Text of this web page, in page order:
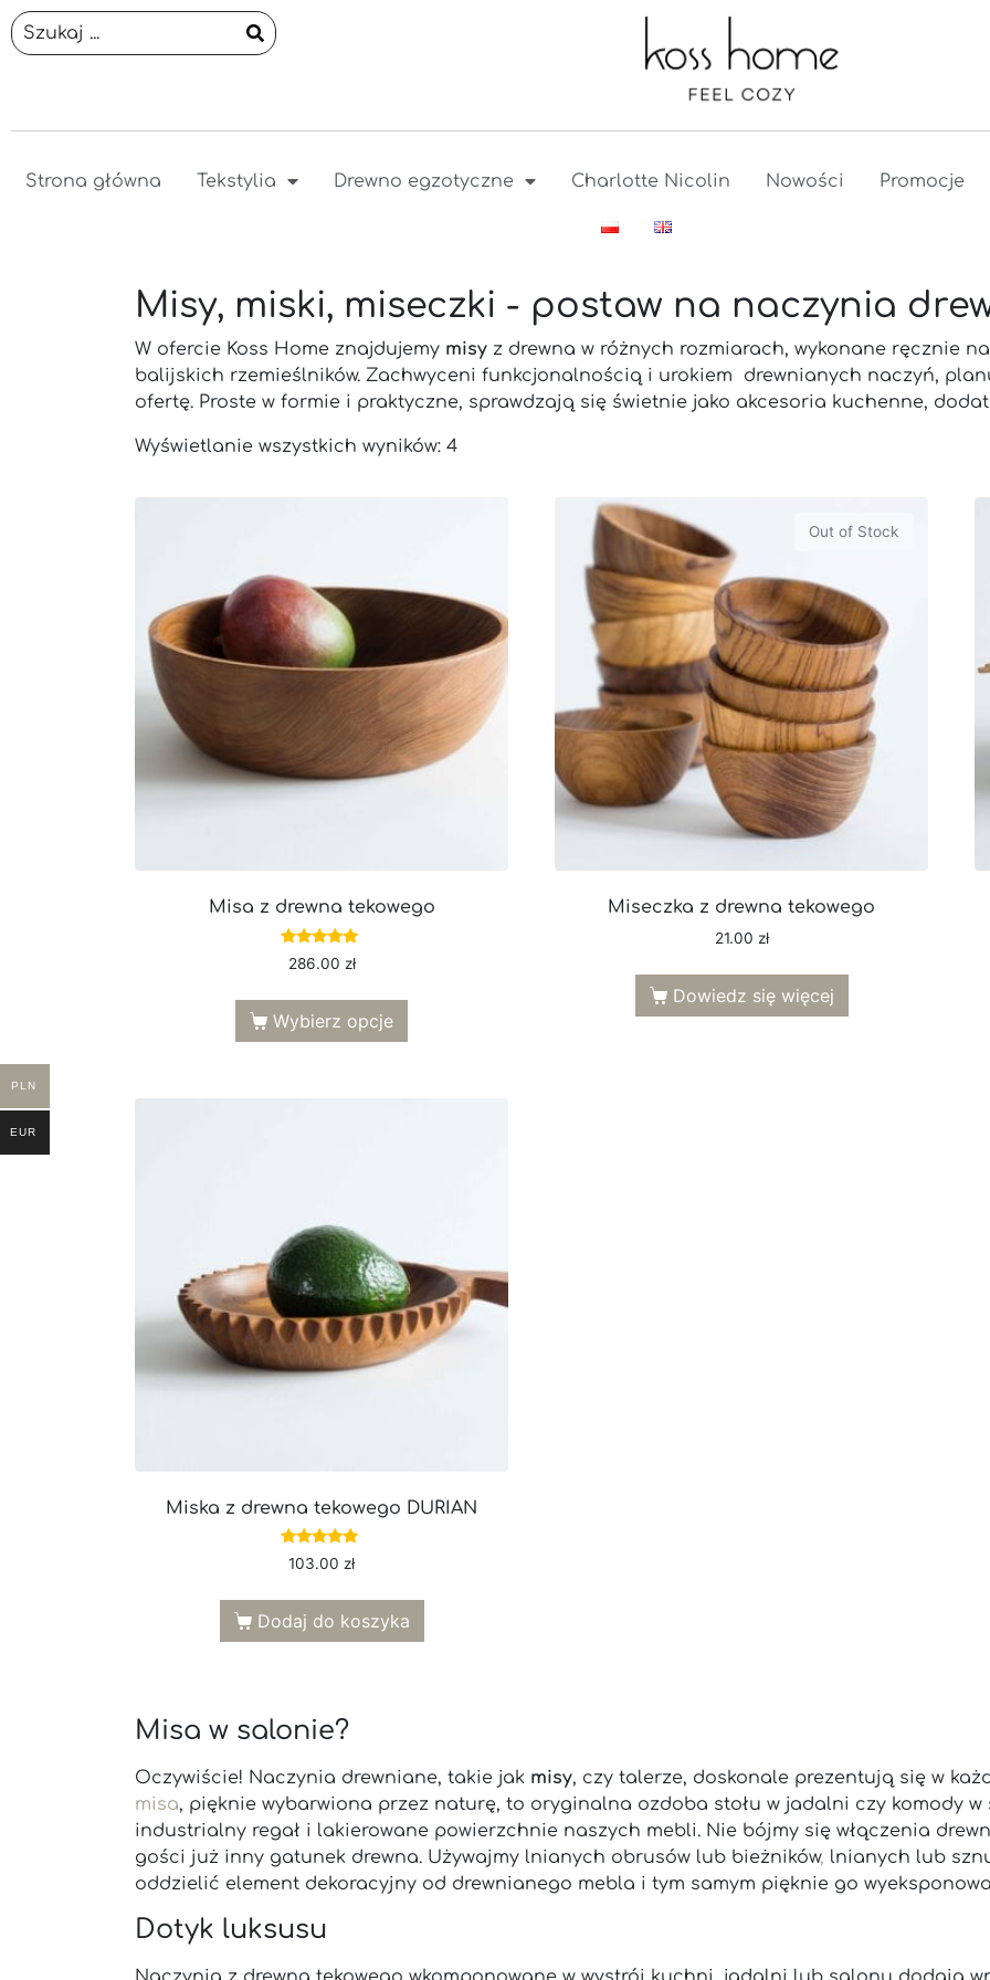
Strona główna Tekstylia Drewno egzotyczne Charlotte Nicolin Nowości Promocje
Misy, miski, miseczki - postaw na naczynia
W ofercie Koss Home znajdujemy misy z drewna w różnych rozmiarach, wykonane ręcznie
balijskich rzemieślników. Zachwyceni funkcjonalnością i urokiem drewnianych naczyń,
ofertę. Proste w formie i praktyczne, sprawdzają się świetnie jako akcesoria kuchenne,
Wyświetlanie wszystkich wyników: 4
Misa z drewna tekowego
Oceniono
5.00
286.00 zł
Wybierz opcje
Out of Stock
Miseczka z drewna tekowego
21.00 zł
Dowiedz się więcej
Miska z drewna tekowego DURIAN
Oceniono
5.00
103.00zł
Dodaj do koszyka
Misa w salonie?
Oczywiście! Naczynia drewniane, takie jak misy, czy talerze, doskonale prezentują się w
misa, pięknie wybarwiona przez naturę, to oryginalna ozdoba stołu w jadalni czy komody w
industrialny regał i lakierowane powierzchnie naszych mebli. Nie bójmy się włączenia
gości już inny gatunek drewna. Używajmy lnianych obrusów lub bieżników, lnianych lub
oddzielić element dekoracyjny od drewnianego mebla i tym samym pięknie go
Dotyk luksusu
PLN
EUR